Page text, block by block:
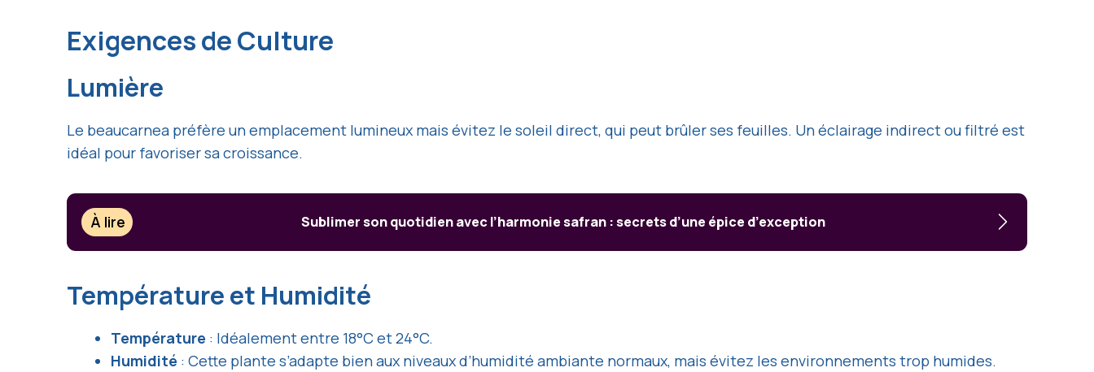
Exigences de Culture
Lumière
Le beaucarnea préfère un emplacement lumineux mais évitez le soleil direct, qui peut brûler ses feuilles. Un éclairage indirect ou filtré est
idéal pour favoriser sa croissance.
À lire Sublimer son quotidien avec l’harmonie safran : secrets d’une épice d’exception
Température et Humidité
Température : Idéalement entre 18°C et 24°C.
Humidité : Cette plante s’adapte bien aux niveaux d’humidité ambiante normaux, mais évitez les environnements trop humides.